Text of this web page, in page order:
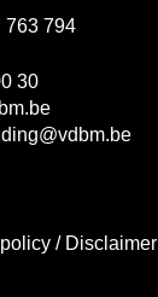
763 794
30
/ Disclaimer